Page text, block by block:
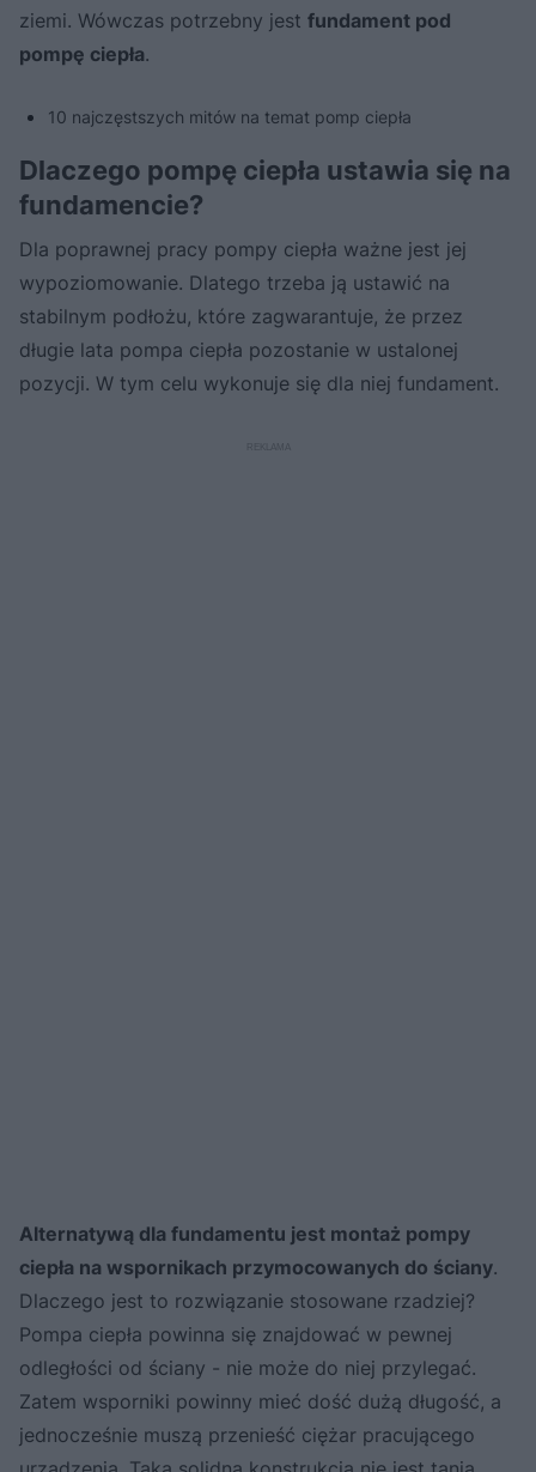
ziemi. Wówczas potrzebny jest fundament pod
pompę ciepła.
10 najczęstszych mitów na temat pomp ciepła
Dlaczego pompę ciepła ustawia się na
fundamencie?
Dla poprawnej pracy pompy ciepła ważne jest jej
wypoziomowanie. Dlatego trzeba ją ustawić na
stabilnym podłożu, które zagwarantuje, że przez
długie lata pompa ciepła pozostanie w ustalonej
pozycji. W tym celu wykonuje się dla niej fundament.
Alternatywą dla fundamentu jest montaż pompy
ciepła na wspornikach przymocowanych do ściany.
Dlaczego jest to rozwiązanie stosowane rzadziej?
Pompa ciepła powinna się znajdować w pewnej
odległości od ściany - nie może do niej przylegać.
Zatem wsporniki powinny mieć dość dużą długość, a
jednocześnie muszą przenieść ciężar pracującego